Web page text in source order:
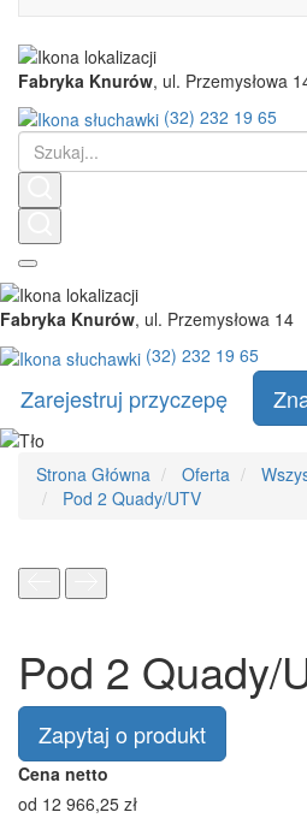
Fabryka Knurów, ul. Przemysłowa
(32) 232 19 65
Fabryka Knurów, ul. Przemysłowa 14
(32) 232 19 65
Zarejestruj przyczepę
Strona Główna Strona
główna
Oferta
Pod 2 Quady/UTV
Pod 2 Quady/
Zapytaj o produkt
Cena netto
od 12 966,25 zł